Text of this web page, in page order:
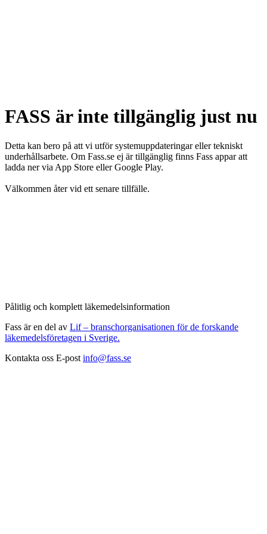
FASS är inte tillgänglig just nu
Detta kan bero på att vi utför systemuppdateringar eller tekniskt
underhållsarbete. Om Fass.se ej är tillgänglig finns Fass appar att
ladda ner via App Store eller Google Play.
Välkommen åter vid ett senare tillfälle.
Pålitlig och komplett läkemedelsinformation
Fass är en del av Lif – branschorganisationen för de forskande
läkemedelsföretagen i Sverige.
Kontakta oss E-post info@fass.se